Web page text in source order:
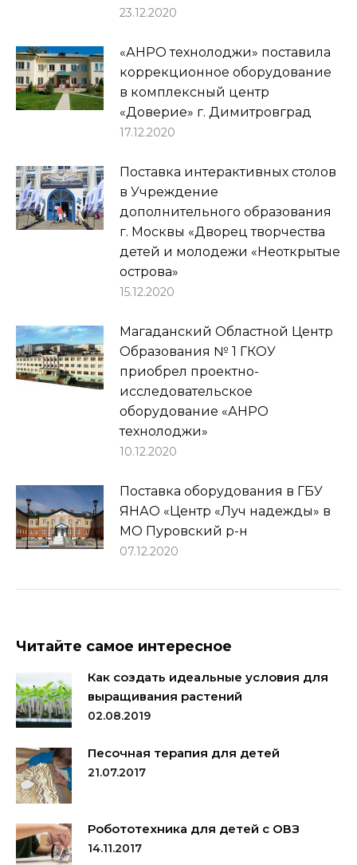
23.12.2020
«АНРО технолоджи» поставила
коррекционное оборудование
в комплексный центр
«Доверие» г. Димитровград
17.12.2020
Поставка интерактивных столов
в Учреждение
дополнительного образования
г. Москвы «Дворец творчества
детей и молодежи «Неоткрытые
острова»
15.12.2020
Магаданский Областной Центр
Образования № 1 ГКОУ
приобрел проектно-
исследовательское
оборудование «АНРО
технолоджи»
10.12.2020
Поставка оборудования в ГБУ
ЯНАО «Центр «Луч надежды» в
МО Пуровский р-н
07.12.2020
Читайте самое интересное
Как создать идеальные условия для
выращивания растений
02.08.2019
Песочная терапия для детей
21.07.2017
Робототехника для детей с ОВЗ
14.11.2017